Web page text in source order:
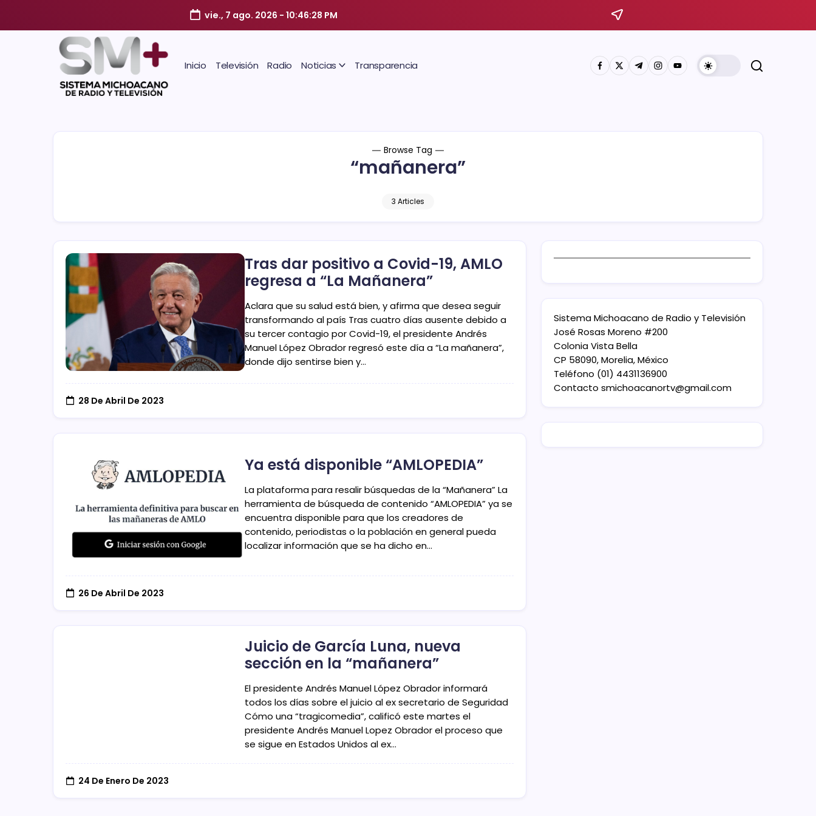
vie., 7 ago. 2026 - 10:46:29 PM
Inicio Televisión Radio Noticias Transparencia
Browse Tag
“mañanera”
3 Articles
Tras dar positivo a Covid-19, AMLO
regresa a “La Mañanera”
Aclara que su salud está bien, y afirma que desea seguir
transformando al país Tras cuatro días ausente debido a
su tercer contagio por Covid-19, el presidente Andrés
Manuel López Obrador regresó este día a “La mañanera”,
donde dijo sentirse bien y…
28 De Abril De 2023
Ya está disponible “AMLOPEDIA”
La plataforma para resalir búsquedas de la “Mañanera” La
herramienta de búsqueda de contenido “AMLOPEDIA” ya se
encuentra disponible para que los creadores de
contenido, periodistas o la población en general pueda
localizar información que se ha dicho en…
26 De Abril De 2023
Juicio de García Luna, nueva
sección en la “mañanera”
El presidente Andrés Manuel López Obrador informará
todos los días sobre el juicio al ex secretario de Seguridad
Cómo una “tragicomedia”, calificó este martes el
presidente Andrés Manuel Lopez Obrador el proceso que
se sigue en Estados Unidos al ex…
24 De Enero De 2023
Sistema Michoacano de Radio y Televisión
José Rosas Moreno #200
Colonia Vista Bella
CP 58090, Morelia, México
Teléfono (01) 4431136900
Contacto smichoacanortv@gmail.com